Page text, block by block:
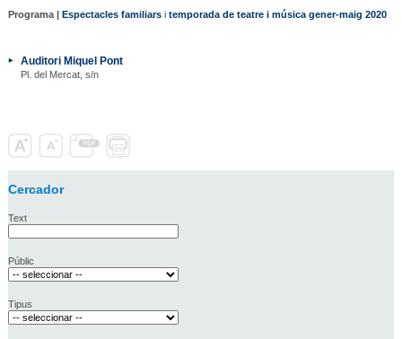
Programa | Espectacles familiarsi temporada de teatre i música gener-maig 2020
Auditori Miquel Pont
Pl. del Mercat, s/n
Cercador
Text
Públic
Tipus